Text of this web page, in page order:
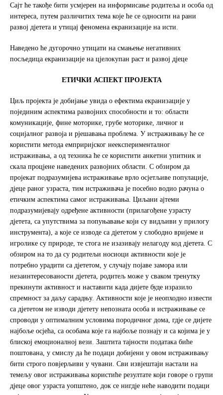
Сајт ће такође бити усмјерен на информисање родитеља и особа од
интереса, путем различитих тема које ће се односити на рани
развој дјетета и утицај феномена екранизације на исти.
Наведено ће дугорочно утицати на смањење негативних
посљедица екранизације на цјелокупан раст и развој дјеце
ЕТИЧКИ АСПЕКТ ПРОЈЕКТА
Циљ пројекта је добијање увида о ефектима екранизације у
појединим аспектима развојних способности и то: области
комуникације, фине моторике, грубе моторике, личног и
социјалног развоја и рјешавања проблема. У истраживању ће се
користити метода емприријског неексперименталног
истраживања, а од техника ће се користити анкетни упитник и
скала процјене наведених развојних области. С обзиром да
пројекат подразумијева истраживање врло осјетљиве популације,
дјеце раног узраста, тим истраживача је посебно водио рачуна о
етичким аспектима самог истраживања. Циљани ајтеми
подразумијевају одређене активности (прилагођене узрасту
дјетета, са упутствима за попуњавање који су видљиви у прилогу
инструмента), а које се изводе са дјететом у слободно вријеме и
игролике су природе, те стога не изазивају нелагоду код дјетета. С
обзиром на то да су родитељи носиоци активности које је
потребно урадити са дјететом, у случају појаве замора или
незаинтересованости дјетета, родитељ може у сваком тренутку
прекинути активност и наставити када дијете буде изразило
спремност за даљу сарадњу. Активности које је неопходно извести
са дјететом не изводи дјетету непозната особа и истраживање се
спроводи у оптималним условима породичног дома, гдје се дијете
најбоље осјећа, са особама које га најбоље познају и са којима је у
блиској емоционалној вези. Заштита тајности података биће
поштована, у смислу да ће подаци добијени у овом истраживању
бити строго повјерљиви у чувани. Сви извјештаји настали на
темељу овог истраживања користиће резултате који говоре о групи
дјеце овог узраста уопштено, док се нигдје неће наводити подаци